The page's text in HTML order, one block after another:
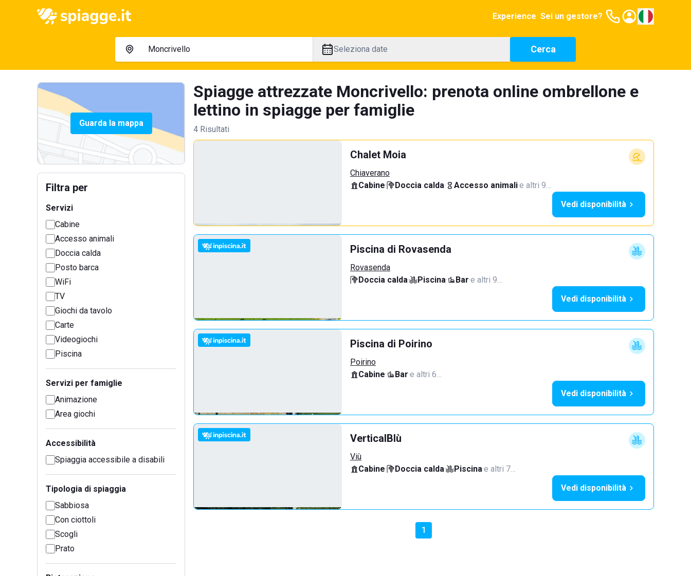
Experience Sei un gestore?
Seleziona date Cerca
Guarda la mappa
Filtra per
Servizi
Cabine
Accesso animali
Doccia calda
Posto barca
WiFi
TV
Giochi da tavolo
Carte
Videogiochi
Piscina
Servizi per famiglie
Animazione
Area giochi
Accessibilità
Spiaggia accessibile a disabili
Tipologia di spiaggia
Sabbiosa
Con ciottoli
Scogli
Prato
Spiagge attrezzate Moncrivello: prenota online ombrellone e
lettino in spiagge per famiglie
4 Risultati
Chalet Moia
Chiaverano
Cabine· Doccia calda· Accesso animali·e altri 9…
Vedi disponibilità
Piscina di Rovasenda
Rovasenda
Doccia calda· Piscina· Bar·e altri 9…
Vedi disponibilità
Piscina di Poirino
Poirino
Cabine· Bar·e altri 6…
Vedi disponibilità
VerticalBlù
Viù
Cabine· Doccia calda· Piscina·e altri 7…
Vedi disponibilità
1